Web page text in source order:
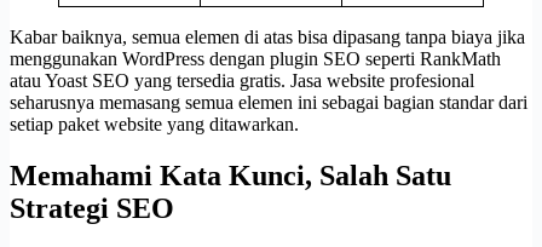
Kabar baiknya, semua elemen di atas bisa dipasang tanpa biaya jika
menggunakan WordPress dengan plugin SEO seperti RankMath
atau Yoast SEO yang tersedia gratis. Jasa website profesional
seharusnya memasang semua elemen ini sebagai bagian standar dari
setiap paket website yang ditawarkan.
Memahami Kata Kunci, Salah Satu
Strategi SEO